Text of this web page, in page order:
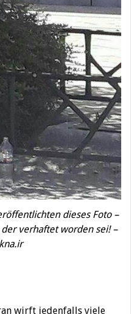
dieses Foto –
verhaftet worden sei! –
wirft jedenfalls viele